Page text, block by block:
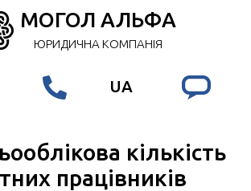
МОГОЛ АЛЬФА
ЮРИДИЧНА КОМПАНІЯ
UA
кількість
працівників